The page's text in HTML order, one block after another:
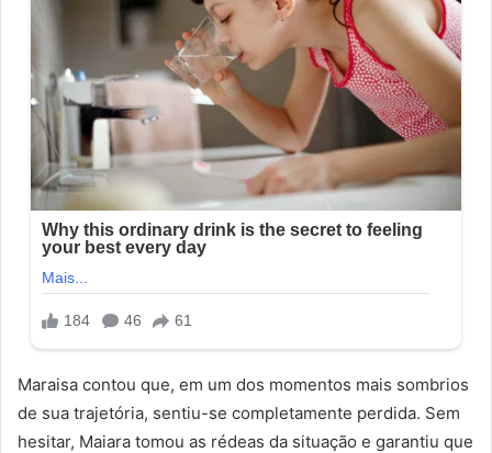
Maraisa contou que, em um dos momentos mais sombrios
de sua trajetória, sentiu-se completamente perdida. Sem
hesitar, Maiara tomou as rédeas da situação e garantiu que